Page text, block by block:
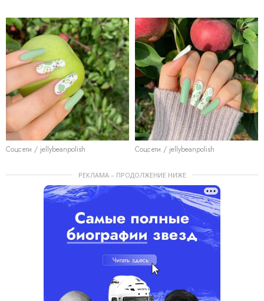
Соцсети / jellybeanpolish Соцсети / jellybeanpolish
РЕКЛАМА – ПРОДОЛЖЕНИЕ НИЖЕ